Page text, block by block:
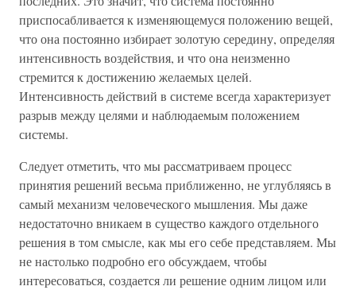
приспосабливается к изменяющемуся положению вещей,
что она постоянно избирает золотую середину, определяя
интенсивность воздействия, и что она неизменно
стремится к достижению желаемых целей.
Интенсивность действий в системе всегда характеризует
разрыв между целями и наблюдаемым положением
системы.
Следует отметить, что мы рассматриваем процесс
принятия решений весьма приближенно, не углубляясь в
самый механизм человеческого мышления. Мы даже
недостаточно вникаем в существо каждого отдельного
решения в том смысле, как мы его себе представляем. Мы
не настолько подробно его обсуждаем, чтобы
интересоваться, создается ли решение одним лицом или